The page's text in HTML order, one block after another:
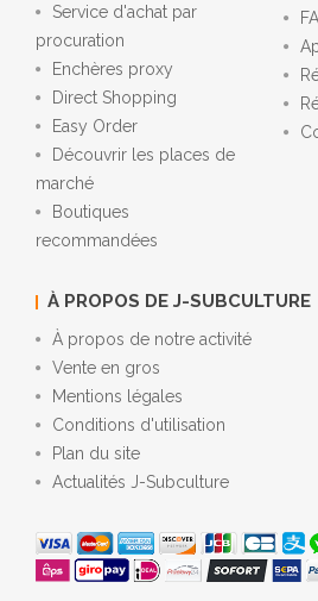
Service d'achat par
procuration
Enchères proxy
Direct Shopping
Easy Order
Découvrir les places de
marché
Boutiques
recommandées
À PROPOS DE J-SUBCULTURE
À propos de notre activité
Vente en gros
Mentions légales
Conditions d'utilisation
Plan du site
Actualités J-Subculture